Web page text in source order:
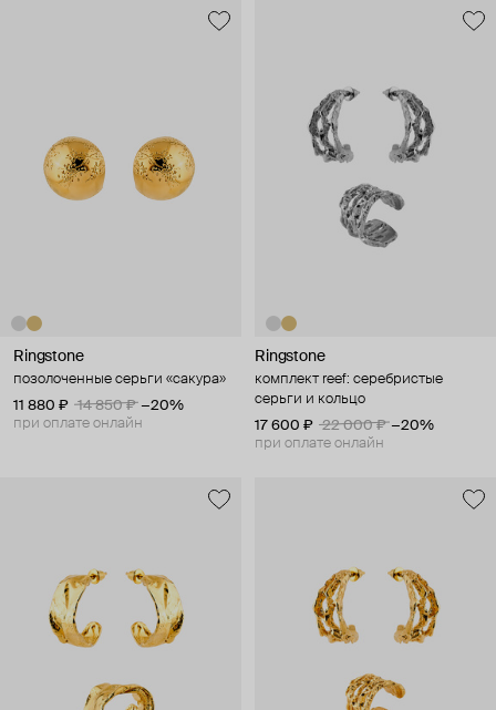
Ringstone
позолоченные серьги «сакура»
11 880 ₽
14 850 ₽ −20%
при оплате онлайн
Ringstone
комплект reef: серебристые
серьги и кольцо
17 600 ₽
22 000 ₽ −20%
при оплате онлайн